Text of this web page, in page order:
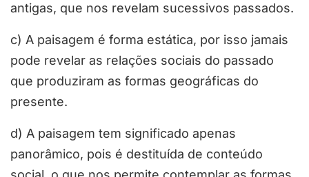
antigas, que nos revelam sucessivos passados.
c) A paisagem é forma estática, por isso jamais
pode revelar as relações sociais do passado
que produziram as formas geográficas do
presente.
d) A paisagem tem significado apenas
panorâmico, pois é destituída de conteúdo